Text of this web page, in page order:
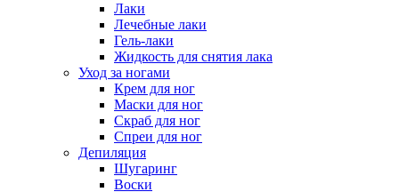
Лаки
Лечебные лаки
Гель-лаки
Жидкость для снятия лака
Уход за ногами
Крем для ног
Маски для ног
Скраб для ног
Спреи для ног
Депиляция
Шугаринг
Воски